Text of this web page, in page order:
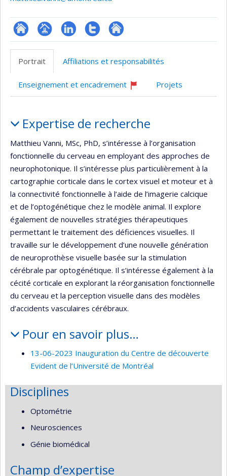
ResearchGate
Page
professionnelle
(faculté,département,école)
LinkedInCompteAutre
web
Portrait Affiliations et responsabilités
Enseignement et encadrement
Ce
Projets
Expertise de recherche
Matthieu Vanni, MSc, PhD, s’intéresse à l’organisation
fonctionnelle du cerveau en employant des approches de
neurophotonique. Il s’intéresse plus particulièrement à la
cartographie corticale dans le cortex visuel et moteur et à
la connectivité fonctionnelle à l’aide de l’imagerie calcique
et de l’optogénétique chez le modèle animal. Il explore
également de nouvelles stratégies thérapeutiques
permettant le traitement des déficiences visuelles. Il
travaille sur le développement d’une nouvelle génération
de neuroprothèse visuelle basée sur la stimulation
cérébrale par optogénétique. Il s’intéresse également à la
cécité corticale en explorant la réorganisation fonctionnelle
du cerveau et la perception visuelle dans des modèles
d’accidents vasculaires cérébraux.
Pour en savoir plus…
13-06-2023 Inauguration du Centre de découverte
Evident de l’Université de Montréal
Disciplines
Optométrie
Neurosciences
Génie biomédical
Champ d’expertise